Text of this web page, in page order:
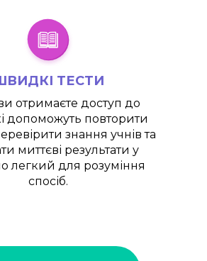
ТЕСТИ
отримаєте доступ до
допоможуть повторити
знання учнів та
миттєві результати у
легкий для розуміння
спосіб.